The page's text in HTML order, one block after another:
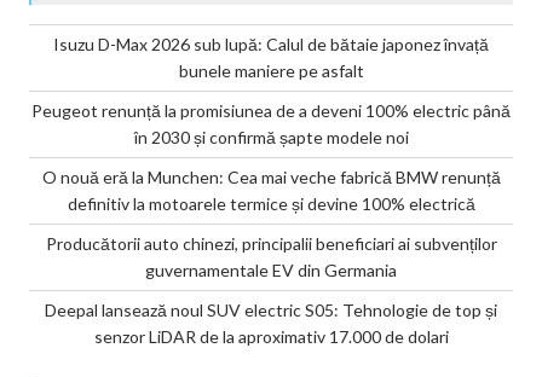
Isuzu D-Max 2026 sub lupă: Calul de bătaie japonez învață
bunele maniere pe asfalt
Peugeot renunță la promisiunea de a deveni 100% electric până
în 2030 și confirmă șapte modele noi
O nouă eră la Munchen: Cea mai veche fabrică BMW renunță
definitiv la motoarele termice și devine 100% electrică
Producătorii auto chinezi, principalii beneficiari ai subvenților
guvernamentale EV din Germania
Deepal lansează noul SUV electric S05: Tehnologie de top și
senzor LiDAR de la aproximativ 17.000 de dolari